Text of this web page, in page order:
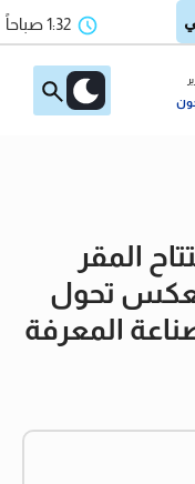
1:32 صباحاً
المقر
يعكس تحول
المعرفة